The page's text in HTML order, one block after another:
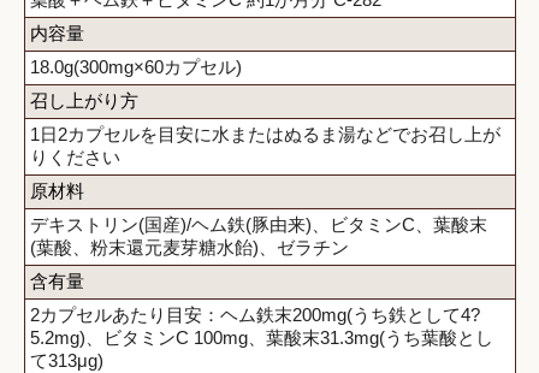
内容量
18.0g(300mg×60カプセル)
召し上がり方
1日2カプセルを目安に水またはぬるま湯などでお召し上が
りください
原材料
デキストリン(国産)/ヘム鉄(豚由来)、ビタミンC、葉酸末
(葉酸、粉末還元麦芽糖水飴)、ゼラチン
含有量
2カプセルあたり目安：ヘム鉄末200mg(うち鉄として4?
5.2mg)、ビタミンC 100mg、葉酸末31.3mg(うち葉酸とし
て313μg)